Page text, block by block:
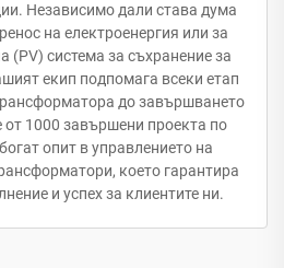
Независимо дали става дума
на електроенергия или за
(PV) система за съхранение за
екип подпомага всеки етап
до завършването
от 1000 завършени проекта по
опит в управлението на
което гарантира
и успех за клиентите ни.